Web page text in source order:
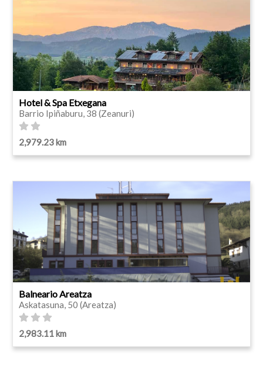
Hotel & Spa Etxegana
Barrio Ipiñaburu, 38 (Zeanuri)
2,979.23 km
Balneario Areatza
Askatasuna, 50 (Areatza)
2,983.11 km